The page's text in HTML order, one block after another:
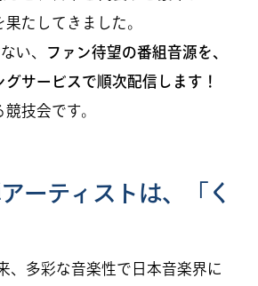
たしてきました。
い、 ファン待望の番組音源を、
サービスで順次配信します！
技会です。
ーティストは、
「く
、多彩な音楽性で日本音楽界に